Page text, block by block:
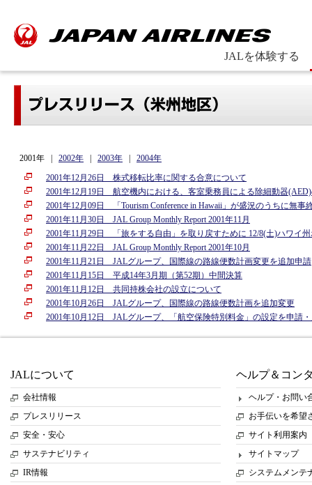
JALを体験する
2001年 | 2002年 2003年
2004年
2001年12月26日 株式移転比率に関する合意について
2001年12月19日 航空機内における、客室乗務員による除細動器
2001年12月09日 「Tourism Conference in Hawaii」が盛況のうちに無事
2001年11月30日 JAL Group Monthly Report 2001年11月
2001年11月29日 「旅をする自由」を取り戻すために 12/8(土)ハワイ
2001年11月22日 JAL Group Monthly Report 2001年10月
2001年11月21日 JALグループ、国際線の路線便数計画変更を追加申請
2001年11月15日 平成14年3月期（第52期）中間決算
2001年11月12日 共同持株会社の設立について
2001年10月26日 JALグループ、国際線の路線便数計画を追加変更
2001年10月12日 JALグループ、「航空保険特別料金」の設定を申請
JALについて
会社情報
プレスリリース
安全・安心
サステナビリティ
IR情報
ヘルプ＆コン
ヘルプ・お問い
お手伝いを希望
サイト利用案内
サイトマップ
システムメンテ